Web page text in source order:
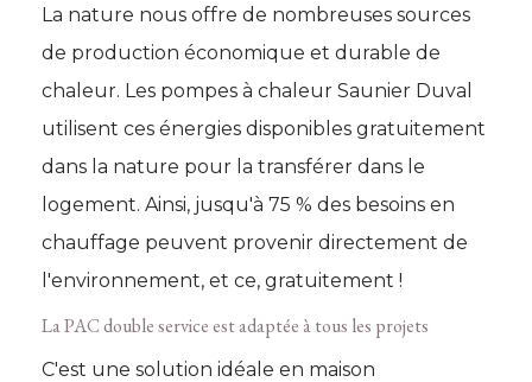
La nature nous offre de nombreuses sources
de production économique et durable de
chaleur. Les pompes à chaleur Saunier Duval
utilisent ces énergies disponibles gratuitement
dans la nature pour la transférer dans le
logement. Ainsi, jusqu'à 75 % des besoins en
chauffage peuvent provenir directement de
l'environnement, et ce, gratuitement !
La PAC double service est adaptée à tous les projets
C'est une solution idéale en maison